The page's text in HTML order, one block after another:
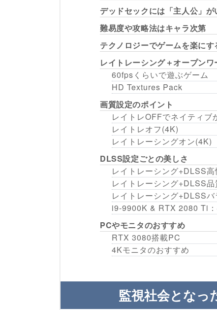
デッドセックには「主人公」が
難易度や攻略法はキャラ次第
テクノロジーでゲームを楽にす
レイトレーシング＋オープン
60fpsくらいで遊ぶゲーム
HD Textures Pack
画質設定のポイント
レイトレOFFでネイティ
レイトレオフ(4K)
レイトレーシングオン(4K)
DLSS設定ごとの美しさ
レイトレーシング+DLSS高
レイトレーシング+DLSS品
レイトレーシング+DLSS
i9-9900K & RTX 2080 Ti
PCやモニタのおすすめ
RTX 3080搭載PC
4Kモニタのおすすめ
監視社会となっ